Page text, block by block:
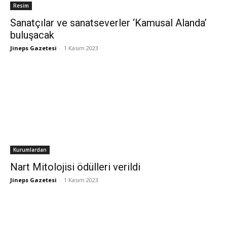
Resim
Sanatçılar ve sanatseverler ‘Kamusal Alanda’
buluşacak
Jineps Gazetesi - 1 Kasım 2023
Kurumlardan
Nart Mitolojisi ödülleri verildi
Jineps Gazetesi - 1 Kasım 2023